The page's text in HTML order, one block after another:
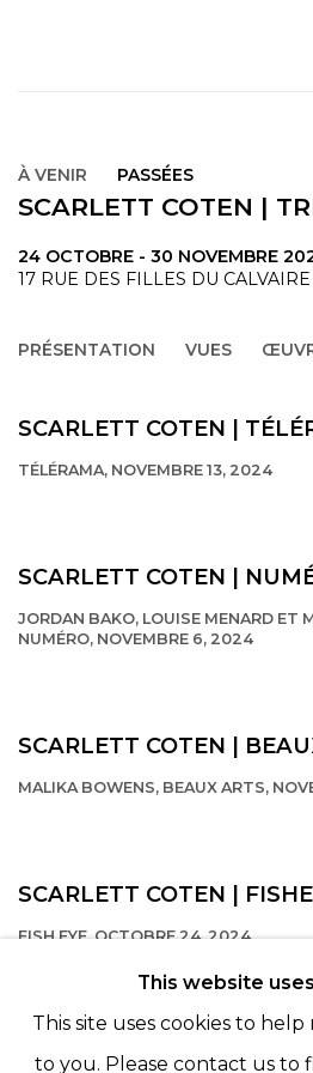
À VENIR PASSÉES
SCARLETT COTEN |
24 OCTOBRE - 30 NOVEMBRE
17 RUE DES FILLES DU
PRÉSENTATION VUES
SCARLETT COTEN |
TÉLÉRAMA, NOVEMBRE 13, 2024
SCARLETT COTEN |
JORDAN BAKO, LOUISE MENARD ET
NUMÉRO, NOVEMBRE 6, 2024
SCARLETT COTEN |
MALIKA BOWENS, BEAUX ARTS,
SCARLETT COTEN |
FISH EYE, OCTOBRE 24, 2024
This link opens in a new tab.
This website
This site uses cookies to
to you. Please contact us